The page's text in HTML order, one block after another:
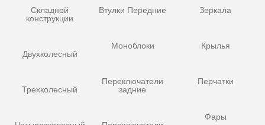
Складной
конструкции
Двухколесный
Трехколесный
Втулки Передние
Моноблоки
Переключатели
задние
Зеркала
Крылья
Перчатки
Фары